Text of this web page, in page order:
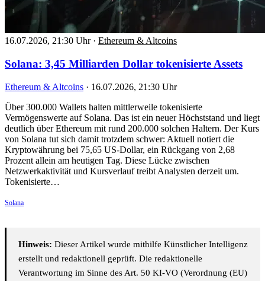
16.07.2026, 21:30 Uhr · Ethereum & Altcoins
Solana: 3,45 Milliarden Dollar tokenisierte Assets
Ethereum & Altcoins · 16.07.2026, 21:30 Uhr
Über 300.000 Wallets halten mittlerweile tokenisierte
Vermögenswerte auf Solana. Das ist ein neuer Höchststand und liegt
deutlich über Ethereum mit rund 200.000 solchen Haltern. Der Kurs
von Solana tut sich damit trotzdem schwer: Aktuell notiert die
Kryptowährung bei 75,65 US-Dollar, ein Rückgang von 2,68
Prozent allein am heutigen Tag. Diese Lücke zwischen
Netzwerkaktivität und Kursverlauf treibt Analysten derzeit um.
Tokenisierte…
Solana
Hinweis: Dieser Artikel wurde mithilfe Künstlicher Intelligenz
erstellt und redaktionell geprüft. Die redaktionelle
Verantwortung im Sinne des Art. 50 KI-VO (Verordnung (EU)